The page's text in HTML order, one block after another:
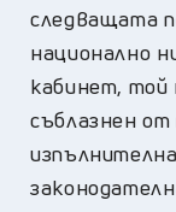
следващата
национално
кабинет, той
съблазнен